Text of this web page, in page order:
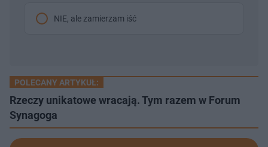
NIE, ale zamierzam iść
POLECANY ARTYKUŁ:
Rzeczy unikatowe wracają. Tym razem w Forum
Synagoga